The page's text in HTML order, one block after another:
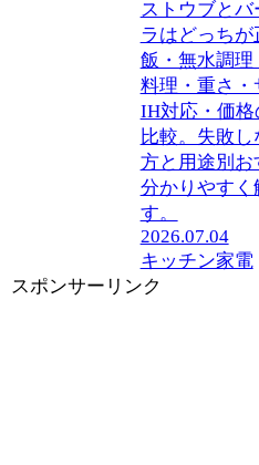
ストウブとバ
ラはどっちが
飯・無水調理
料理・重さ・
IH対応・価格
比較。失敗
方と用途別お
分かりやすく
す。
2026.07.04
キッチン家電
スポンサーリンク